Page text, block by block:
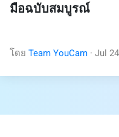
มือฉบับสมบูรณ์
โดย Team YouCam · Jul